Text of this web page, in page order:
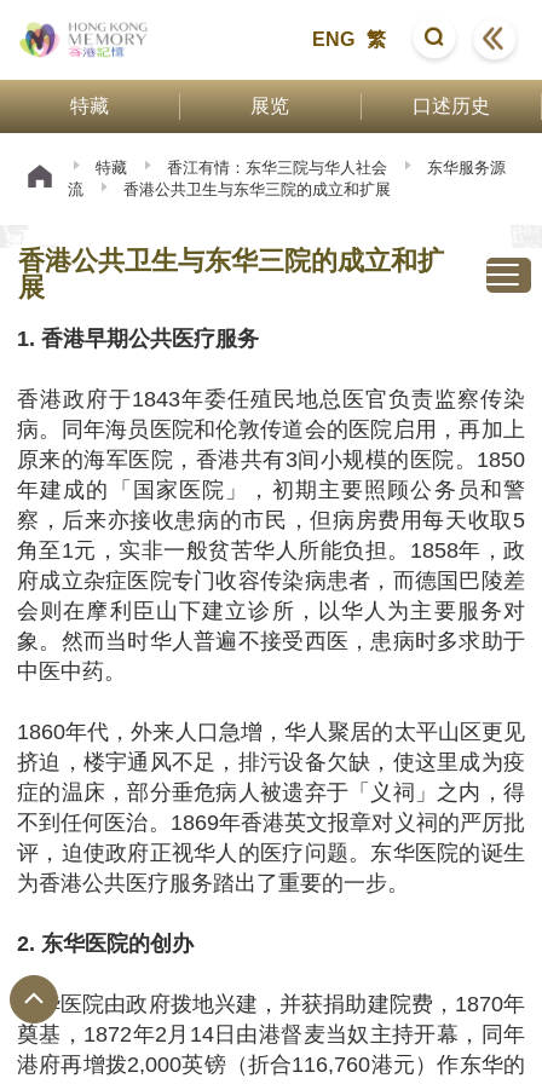
ENG 繁
特藏 展览 口述历史
特藏 香江有情：东华三院与华人社会
东华服务源
流
香港公共卫生与东华三院的成立和扩展
香港公共卫生与东华三院的成立和扩
展
1. 香港早期公共医疗服务
香港政府于1843年委任殖民地总医官负责监察传染
病。同年海员医院和伦敦传道会的医院启用，再加上
原来的海军医院，香港共有3间小规模的医院。1850
年建成的「国家医院」，初期主要照顾公务员和警
察，后来亦接收患病的市民，但病房费用每天收取5
角至1元，实非一般贫苦华人所能负担。1858年，政
府成立杂症医院专门收容传染病患者，而德国巴陵差
会则在摩利臣山下建立诊所，以华人为主要服务对
象。然而当时华人普遍不接受西医，患病时多求助于
中医中药。
1860年代，外来人口急增，华人聚居的太平山区更见
挤迫，楼宇通风不足，排污设备欠缺，使这里成为疫
症的温床，部分垂危病人被遗弃于「义祠」之内，得
不到任何医治。1869年香港英文报章对义祠的严厉批
评，迫使政府正视华人的医疗问题。东华医院的诞生
为香港公共医疗服务踏出了重要的一步。
2. 东华医院的创办
东华医院由政府拨地兴建，并获捐助建院费，1870年
奠基，1872年2月14日由港督麦当奴主持开幕，同年
港府再增拨2,000英镑（折合116,760港元）作东华的